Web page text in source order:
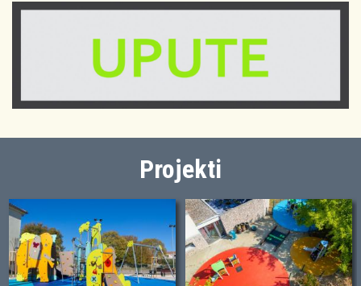
Projekti